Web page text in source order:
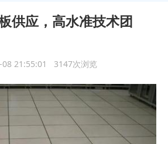
供应，高水准技术团
08 21:55:01 3147次浏览